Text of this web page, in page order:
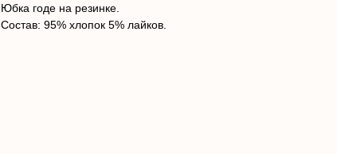
Юбка годе на резинке.
Состав: 95% хлопок 5% лайков.